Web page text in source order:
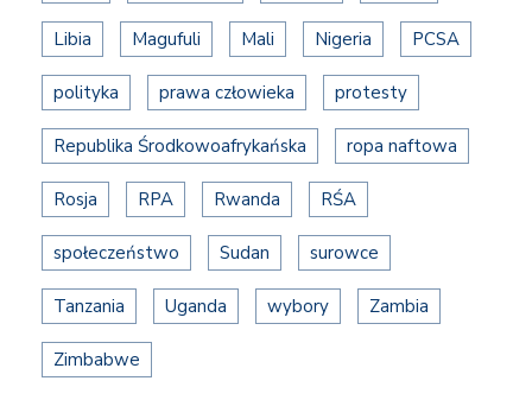
Libia Magufuli Mali Nigeria PCSA
polityka prawa człowieka protesty
Republika Środkowoafrykańska ropa naftowa
Rosja RPA Rwanda RŚA
społeczeństwo Sudan surowce
Tanzania Uganda wybory Zambia
Zimbabwe